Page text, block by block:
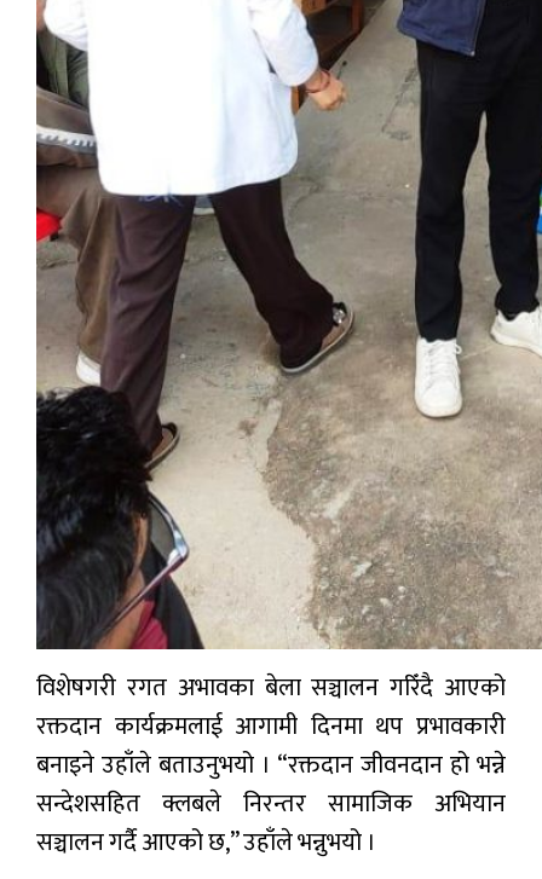
विशेषगरी रगत अभावका बेला सञ्चालन गरिँदै आएको
रक्तदान कार्यक्रमलाई आगामी दिनमा थप प्रभावकारी
बनाइने उहाँले बताउनुभयो । “रक्तदान जीवनदान हो भन्ने
सन्देशसहित क्लबले निरन्तर सामाजिक अभियान
सञ्चालन गर्दै आएको छ,” उहाँले भन्नुभयो ।